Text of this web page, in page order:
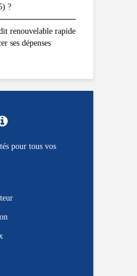
?
renouvelable rapide
ses dépenses
pour tous vos